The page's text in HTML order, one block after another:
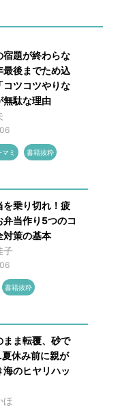
宿題が終わらな
最後までため込
コツコツやりな
無駄な理由
ミ 書籍抜粋
を乗り切れ！疲
弁当作り5つのコ
対策の基本
子
書籍抜粋
まま転覆、砂で
休み前に親が
海のヒヤリハッ
ほ